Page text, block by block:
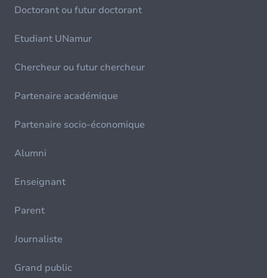
Doctorant ou futur doctorant
Etudiant UNamur
Chercheur ou futur chercheur
Partenaire académique
Partenaire socio-économique
Alumni
Enseignant
Parent
Journaliste
Grand public